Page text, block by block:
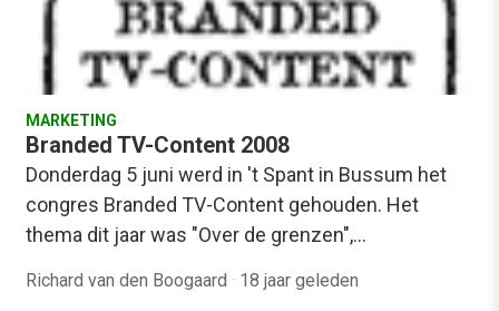
MARKETING
Branded TV-Content 2008
Donderdag 5 juni werd in 't Spant in Bussum het
congres Branded TV-Content gehouden. Het
thema dit jaar was "Over de grenzen",…
Richard van den Boogaard · 18 jaar geleden